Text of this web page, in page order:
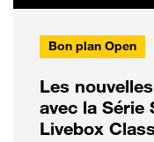
Bon plan Open
Les nouvelles
avec la Série
Livebox